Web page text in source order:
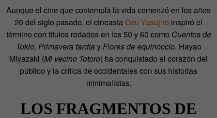
Aunque el cine que contempla la vida comenzó en los años
20 del siglo pasado, el cineastaOzu Yasujirō inspiró el
término con títulos rodados en los 50 y 60 como Cuentos de
Tokio, Primavera tardía yFlores de equinoccio. Hayao
Miyazaki (Mi vecino Totoro) ha conquistado el corazón del
público y la crítica de occidentales con sus historias
minimalistas.
LOS FRAGMENTOS DE